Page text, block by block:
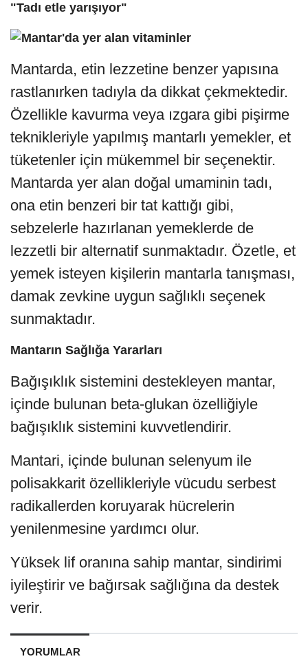
"Tadı etle yarışıyor"
Mantarda, etin lezzetine benzer yapısına
rastlanırken tadıyla da dikkat çekmektedir.
Özellikle kavurma veya ızgara gibi pişirme
teknikleriyle yapılmış mantarlı yemekler, et
tüketenler için mükemmel bir seçenektir.
Mantarda yer alan doğal umaminin tadı,
ona etin benzeri bir tat kattığı gibi,
sebzelerle hazırlanan yemeklerde de
lezzetli bir alternatif sunmaktadır. Özetle, et
yemek isteyen kişilerin mantarla tanışması,
damak zevkine uygun sağlıklı seçenek
sunmaktadır.
Mantarın Sağlığa Yararları
Bağışıklık sistemini destekleyen mantar,
içinde bulunan beta-glukan özelliğiyle
bağışıklık sistemini kuvvetlendirir.
Mantari, içinde bulunan selenyum ile
polisakkarit özellikleriyle vücudu serbest
radikallerden koruyarak hücrelerin
yenilenmesine yardımcı olur.
Yüksek lif oranına sahip mantar, sindirimi
iyileştirir ve bağırsak sağlığına da destek
verir.
YORUMLAR